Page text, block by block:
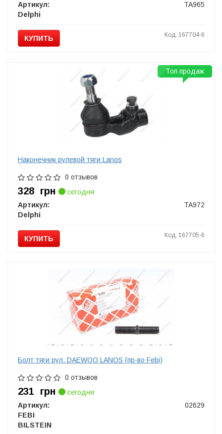
Артикул:
TA965
Delphi
КУПИТЬ Код: 167704-6
Наконечник рулевой тяги Lanos
0 отзывов
328 грн
сегодня
Артикул:
TA972
Delphi
КУПИТЬ Код: 167705-6
Топ продаж
Болт тяги рул. DAEWOO LANOS (пр-во Febi)
0 отзывов
231 грн
сегодня
Артикул:
02629
FEBI
BILSTEIN